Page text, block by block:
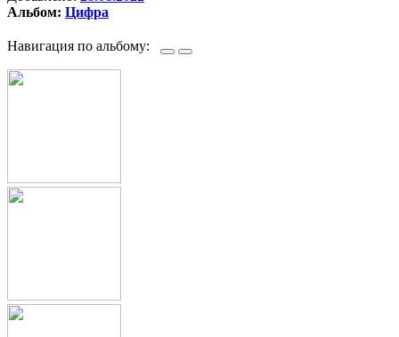
Альбом: Цифра
Навигация по альбому: